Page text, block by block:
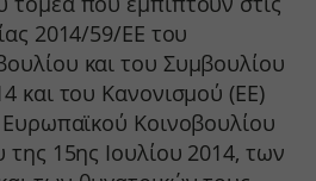
2014/59/ΕΕ του
και του Συμβουλίου
και του Κανονισμού (ΕΕ)
Κοινοβουλίου
της 15ης Ιουλίου 2014, των